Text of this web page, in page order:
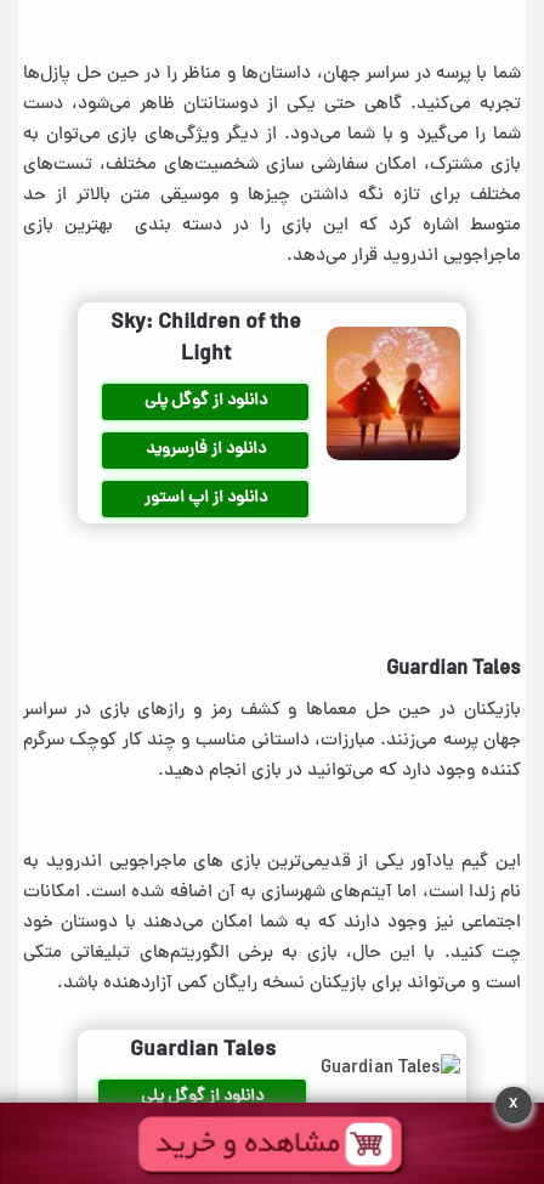
شما با پرسه در سراسر جهان، داستان‌ها و مناظر را در حین حل پازل‌ها
تجربه می‌کنید. گاهی حتی یکی از دوستانتان ظاهر می‌شود، دست
شما را می‌گیرد و با شما می‌دود. از دیگر ویژگی‌های بازی می‌توان به
بازی مشترک، امکان سفارشی سازی شخصیت‌های مختلف، تست‌های
مختلف برای تازه نگه داشتن چیزها و موسیقی متن بالاتر از حد
متوسط ​​اشاره کرد که این بازی را در دسته بندی بهترین بازی
ماجراجویی اندروید قرار می‌دهد.
Sky: Children of the
Light
دانلود از گوگل پلی
دانلود از فارسروید
دانلود از اپ استور
Guardian Tales
بازیکنان در حین حل معماها و کشف رمز و رازهای بازی در سراسر
جهان پرسه می‌زنند. مبارزات، داستانی مناسب و چند کار کوچک سرگرم
کننده وجود دارد که می‌توانید در بازی انجام دهید.
این گیم یادآور یکی از قدیمی‌ترین بازی های ماجراجویی اندروید به
نام زلدا است، اما آیتم‌های شهرسازی به آن اضافه شده است. امکانات
اجتماعی نیز وجود دارند که به شما امکان می‌دهند با دوستان خود
چت کنید. با این حال، بازی به برخی الگوریتم‌های تبلیغاتی متکی
است و می‌تواند برای بازیکنان نسخه رایگان کمی آزاردهنده باشد.
Guardian Tales
دانلود از گوگل پلی
دانلود از فارسروید
x